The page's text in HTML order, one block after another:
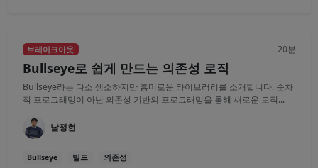
브레이크아웃 20분
Bullseye로 쉽게 만드는 의존성 로직
Bullseye라는 다소 생소하지만 흥미로운 라이브러리를 소개합니다. 순차
적 프로그래밍이 아닌 의존성 기반의 프로그래밍을 통해 새로운 로직...
남정현
Bullseye 빌드 의존성